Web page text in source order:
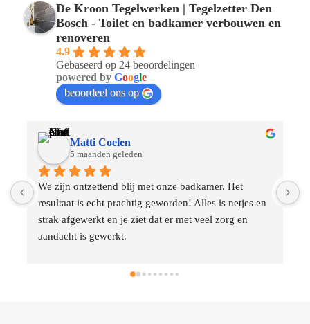
De Kroon Tegelwerken | Tegelzetter Den
Bosch - Toilet en badkamer verbouwen en
renoveren
4.9
Gebaseerd op 24 beoordelingen
powered by Google
beoordeel ons op
dranoya
5 maanden geleden
Heel fijn geholpen bij een klus die niet iedereen kan
en wil uitvoeren en dan ook nog met begrip voor de
tijd. Echt super fijn! Daarnaast ook heel net werk en
een vriendelijke vakman, die Ruud! Zeer aan te